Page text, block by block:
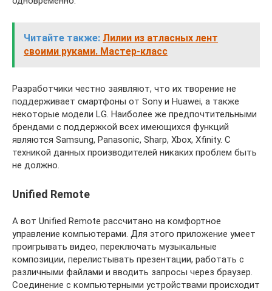
Читайте также: Лилии из атласных лент
своими руками. Мастер-класс
Разработчики честно заявляют, что их творение не
поддерживает смартфоны от Sony и Huawei, а также
некоторые модели LG. Наиболее же предпочтительными
брендами с поддержкой всех имеющихся функций
являются Samsung, Panasonic, Sharp, Xbox, Xfinity. С
техникой данных производителей никаких проблем быть
не должно.
Unified Remote
А вот Unified Remote рассчитано на комфортное
управление компьютерами. Для этого приложение умеет
проигрывать видео, переключать музыкальные
композиции, перелистывать презентации, работать с
различными файлами и вводить запросы через браузер.
Соединение с компьютерными устройствами происходит